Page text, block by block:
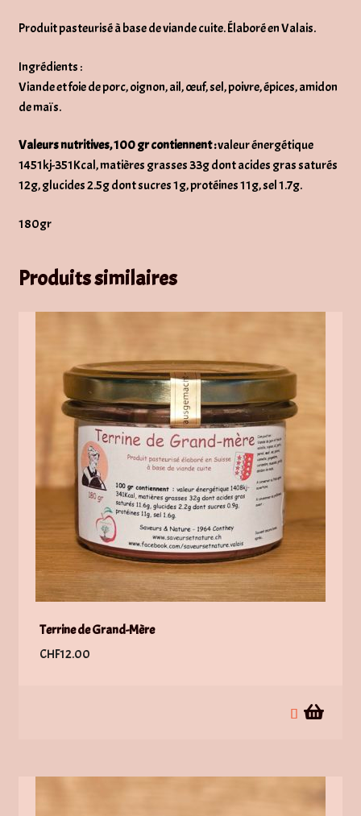
Produit pasteurisé à base de viande cuite. Élaboré en Valais.
Ingrédients :
Viande et foie de porc, oignon, ail, œuf, sel, poivre, épices, amidon
de maïs.
Valeurs nutritives, 100 gr contiennent :valeur énergétique
1451kj-351Kcal, matières grasses 33g dont acides gras saturés
12g, glucides 2.5g dont sucres 1g, protéines 11g, sel 1.7g.
180gr
Produits similaires
Terrine de Grand-Mère
CHF12.00